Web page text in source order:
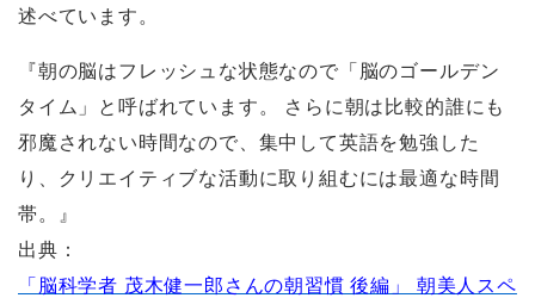
述べています。
『朝の脳はフレッシュな状態なので「脳のゴールデン
タイム」と呼ばれています。 さらに朝は比較的誰にも
邪魔されない時間なので、集中して英語を勉強した
り、クリエイティブな活動に取り組むには最適な時間
帯。』
出典：
「脳科学者 茂木健一郎さんの朝習慣 後編」 朝美人スペ